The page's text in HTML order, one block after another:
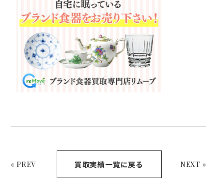
« PREV 買取実績一覧に戻る NEXT »